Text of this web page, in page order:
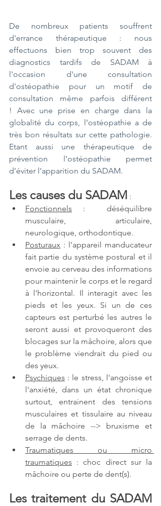
De nombreux patients souffrent
d'errance thérapeutique : nous
effectuons bien trop souvent des
diagnostics tardifs de SADAM à
l'occasion d'une consultation
d'ostéopathie pour un motif de
consultation même parfois différent
! Avec une prise en charge dans la
globalité du corps, l’ostéopathie a de
très bon résultats sur cette pathologie.
Etant aussi une thérapeutique de
prévention l’ostéopathie permet
d’éviter l’apparition du SADAM.
Les causes du SADAM :
Fonctionnels :  déséquilibre
musculaire, articulaire,
neurologique, orthodontique.
Posturaux : l'appareil manducateur
fait partie du système postural et il
envoie au cerveau des informations
pour maintenir le corps et le regard
à l'horizontal. Il interagit avec les
pieds et les yeux. Si un de ces
capteurs est perturbé les autres le
seront aussi et provoqueront des
blocages sur la mâchoire, alors que
le problème viendrait du pied ou
des yeux.
Psychiques : le stress, l'angoisse et
l'anxiété, dans un état chronique
surtout, entrainent des tensions
musculaires et tissulaire au niveau
de la mâchoire --> bruxisme et
serrage de dents.
Traumatiques ou micro
traumatiques : choc direct sur la
mâchoire ou perte de dent(s).
Les traitement du SADAM